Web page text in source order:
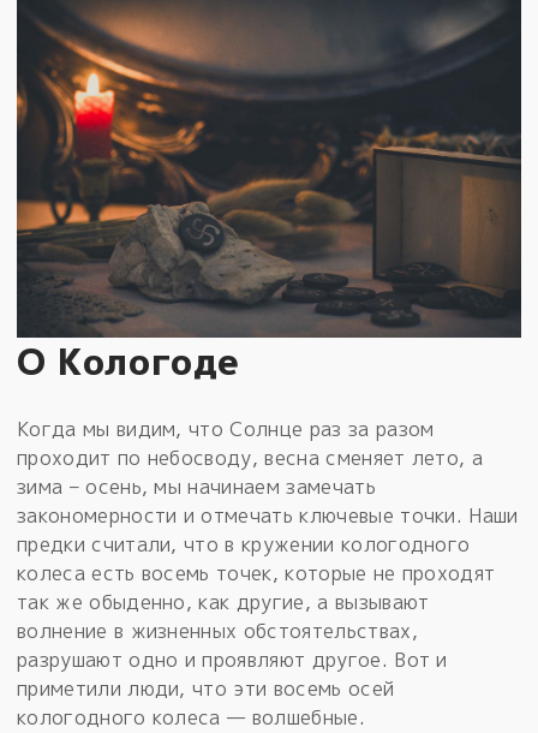
О Кологоде
Когда мы видим, что Солнце раз за разом
проходит по небосводу, весна сменяет лето, а
зима – осень, мы начинаем замечать
закономерности и отмечать ключевые точки. Наши
предки считали, что в кружении кологодного
колеса есть восемь точек, которые не проходят
так же обыденно, как другие, а вызывают
волнение в жизненных обстоятельствах,
разрушают одно и проявляют другое. Вот и
приметили люди, что эти восемь осей
кологодного колеса — волшебные.